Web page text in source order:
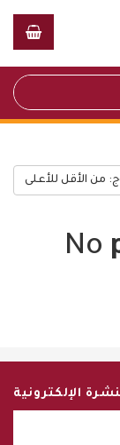
من الأقل للأعلى
No
الإلكترونية